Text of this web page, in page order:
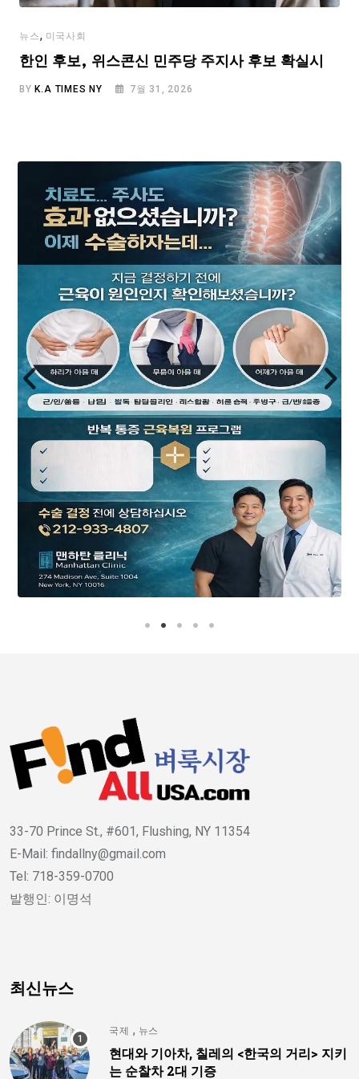
뉴스, 미국사회
한인 후보, 위스콘신 민주당 주지사 후보 확실시
BY K.A TIMES NY 7월 31, 2026
33-70 Prince St., #601, Flushing, NY 11354
E-Mail: findallny@gmail.com
Tel: 718-359-0700
발행인: 이명석
최신뉴스
국제 , 뉴스
현대와 기아차, 칠레의 <한국의 거리> 지키
는 순찰차 2대 기증